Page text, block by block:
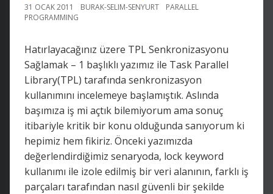
31 OCAK 2011 BURAK-SELIM-SENYURT
PARALLEL
PROGRAMMING
Hatırlayacağınız üzere TPL Senkronizasyonu
Sağlamak – 1 başlıklı yazımız ile Task Parallel
Library(TPL) tarafında senkronizasyon
kullanımını incelemeye başlamıştık. Aslında
başımıza iş mi açtık bilemiyorum ama sonuç
itibariyle kritik bir konu olduğunda sanıyorum ki
hepimiz hem fikiriz. Önceki yazımızda
değerlendirdiğimiz senaryoda, lock keyword
kullanımı ile izole edilmiş bir veri alanının, farklı iş
parçaları tarafından nasıl güvenli bir şekilde